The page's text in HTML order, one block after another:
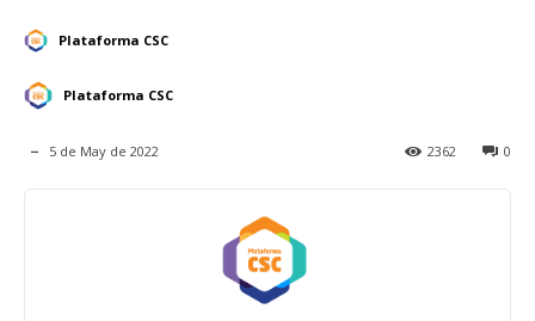
Plataforma CSC
Plataforma CSC
5 de May de 2022 0
2362